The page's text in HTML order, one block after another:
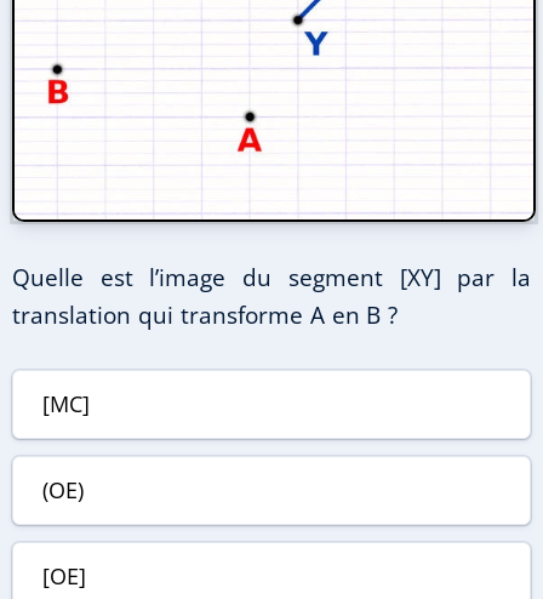
Quelle est l’image du segment [XY] par la
translation qui transforme A en B ?
[MC]
(OE)
[OE]